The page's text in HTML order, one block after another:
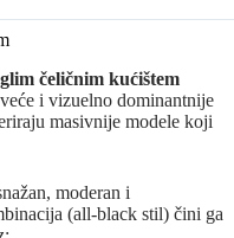
čeličnim kućištem
i vizuelno dominantnije
masivnije modele koji
moderan i
(all-black stil) čini ga